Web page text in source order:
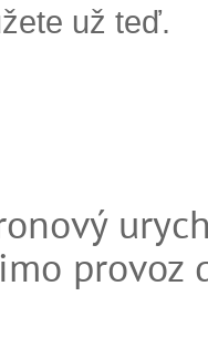
už teď.
provoz